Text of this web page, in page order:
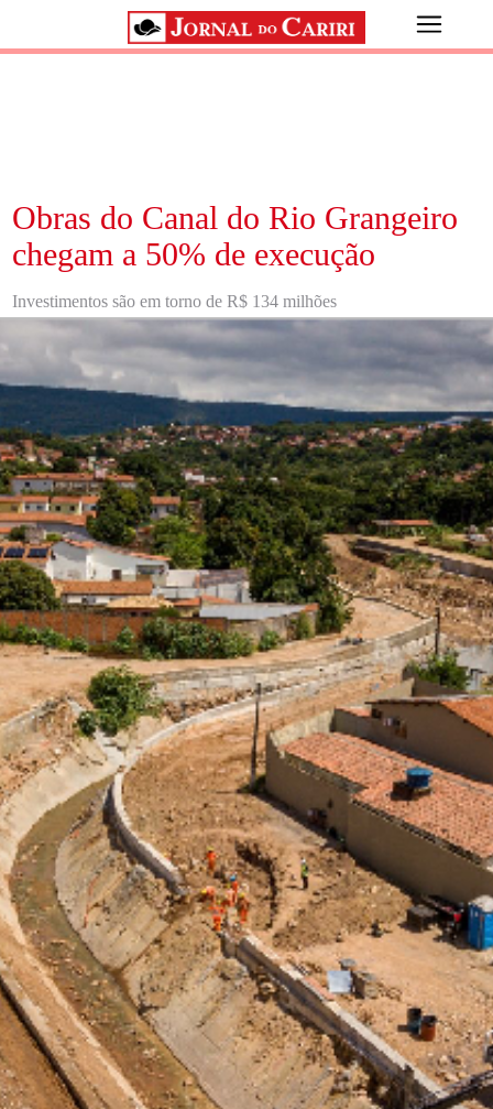
Obras do Canal do Rio Grangeiro
chegam a 50% de execução
Investimentos são em torno de R$ 134 milhões